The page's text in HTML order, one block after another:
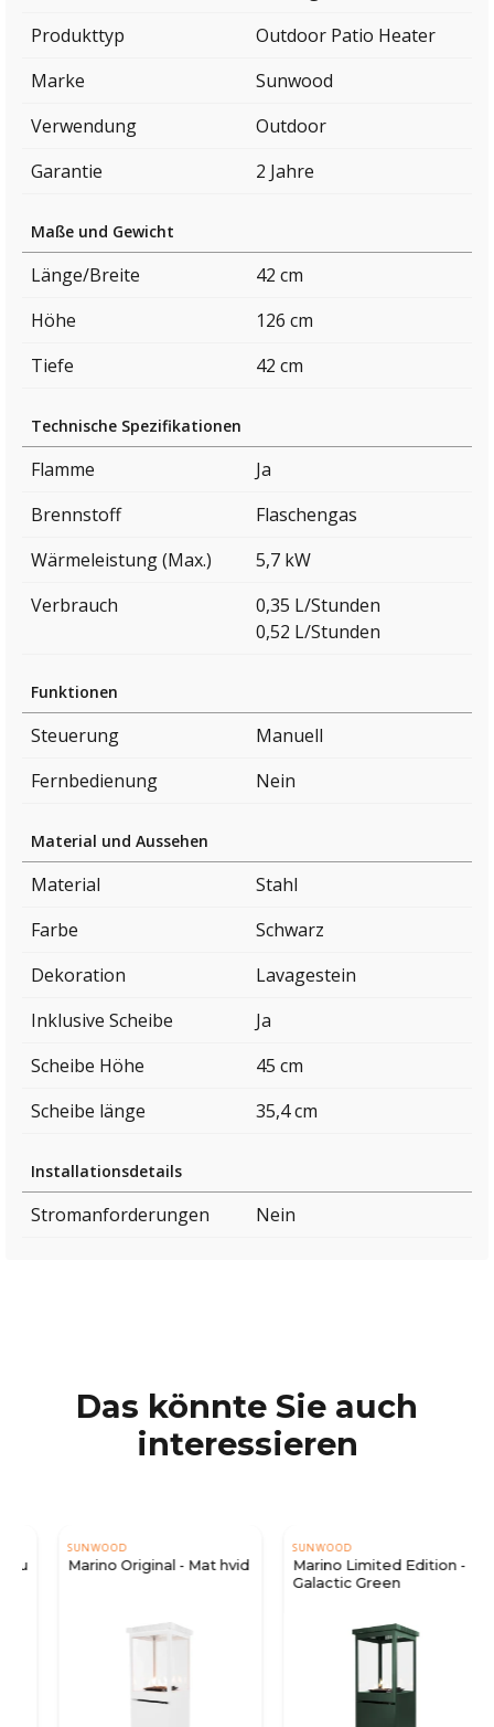
Produkttyp
Outdoor Patio Heater
Marke
Sunwood
Verwendung
Outdoor
Garantie
2 Jahre
Maße und Gewicht
Länge/Breite
42 cm
Höhe
126 cm
Tiefe
42 cm
Technische Spezifikationen
Flamme
Ja
Brennstoff
Flaschengas
Wärmeleistung (Max.)
5,7 kW
Verbrauch
0,35 L/Stunden
0,52 L/Stunden
Funktionen
Steuerung
Manuell
Fernbedienung
Nein
Material und Aussehen
Material
Stahl
Farbe
Schwarz
Dekoration
Lavagestein
Inklusive Scheibe
Ja
Scheibe Höhe
45 cm
Scheibe länge
35,4 cm
Installationsdetails
Stromanforderungen Nein
Das könnte Sie auch
interessieren
SUNWOOD
Marino Original - Mat hvid
SUNWOOD
Marino Limited Edition -
Galactic Green